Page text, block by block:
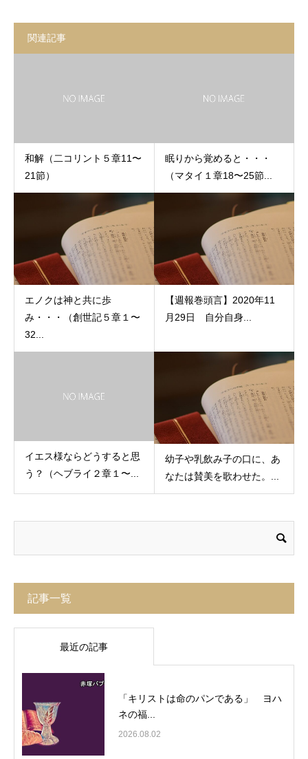
関連記事
和解（二コリント５章11〜
21節）
眠りから覚めると・・・
（マタイ１章18〜25節...
エノクは神と共に歩
み・・・（創世記５章１〜
32...
【週報巻頭言】2020年11
月29日 自分自身...
イエス様ならどうすると思
う？（ヘブライ２章１〜...
幼子や乳飲み子の口に、あ
なたは賛美を歌わせた。...
記事一覧
最近の記事
「キリストは命のパンである」 ヨハ
ネの福...
2026.08.02